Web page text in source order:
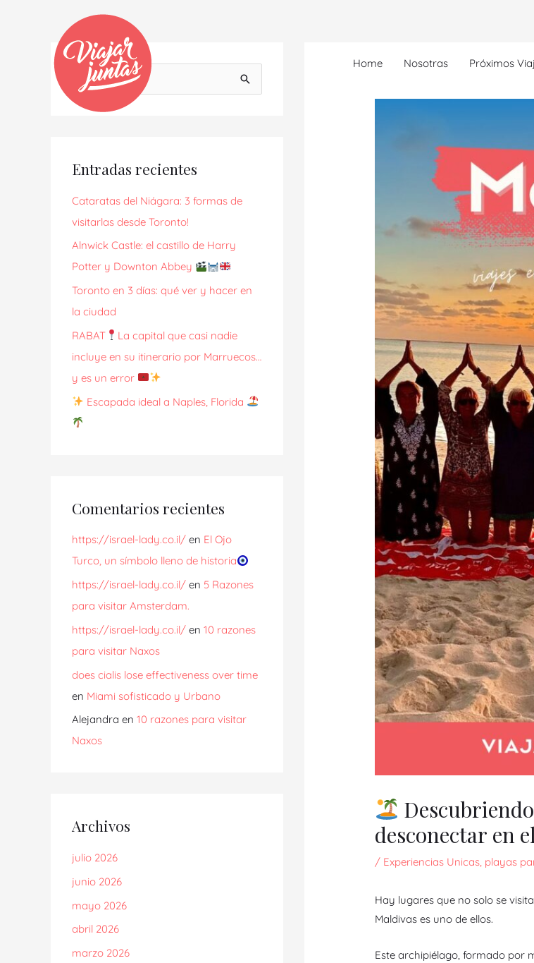
Home
Nosotras Próximos
u
a
p
o
r
:
Entradas recientes
Cataratas del Niágara: 3 formas de
visitarlas desde Toronto!
Alnwick Castle: el castillo de Harry
Potter y Downton Abbey
Toronto en 3 días: qué ver y hacer en
la ciudad
RABAT
La capital que casi nadie
incluye en su itinerario por Marruecos…
y es un error
Escapada ideal a Naples, Florida
Comentarios recientes
https://israel-lady.co.il/ en El Ojo
Turco, un símbolo lleno de historia
https://israel-lady.co.il/ en 5 Razones
para visitar Amsterdam.
https://israel-lady.co.il/ en 10 razones
para visitar Naxos
does cialis lose effectiveness over time
en Miami sofisticado y Urbano
Alejandra en 10 razones para visitar
Naxos
Archivos
julio 2026
junio 2026
mayo 2026
abril 2026
marzo 2026
desconectar en
/ Experiencias Unicas, playas
Hay lugares que no solo se
Maldivas es uno de ellos.
Este archipiélago, formado por